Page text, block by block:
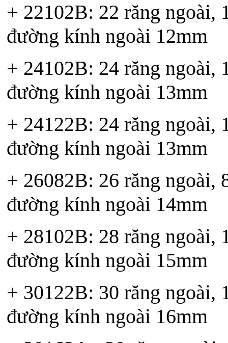
+ 22102B: 22 răng ngoài,
đường kính ngoài 12mm
+ 24102B: 24 răng ngoài,
đường kính ngoài 13mm
+ 24122B: 24 răng ngoài,
đường kính ngoài 13mm
+ 26082B: 26 răng ngoài,
đường kính ngoài 14mm
+ 28102B: 28 răng ngoài,
đường kính ngoài 15mm
+ 30122B: 30 răng ngoài,
đường kính ngoài 16mm